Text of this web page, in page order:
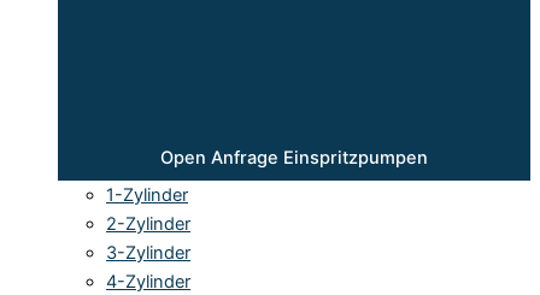
Open Anfrage Einspritzpumpen
1-Zylinder
2-Zylinder
3-Zylinder
4-Zylinder